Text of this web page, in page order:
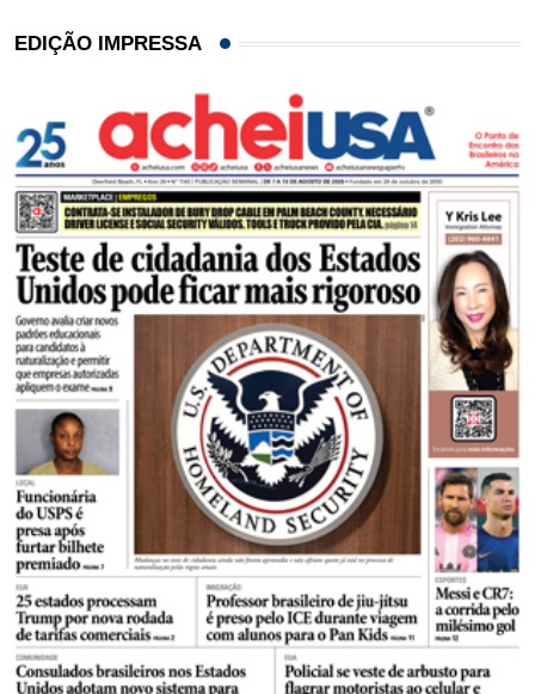
EDIÇÃO IMPRESSA